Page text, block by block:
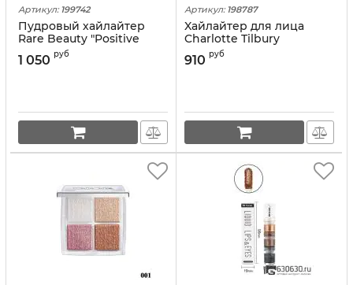
Артикул: 199742
Пудровый хайлайтер
Rare Beauty "Positive
Light Silky Touch" 2.8g
1 050 руб
Артикул: 198787
Xайлайтер для лица
Charlotte Tilbury
"Hollywood Glow Glide
Face Architect" 1шт.
910 руб